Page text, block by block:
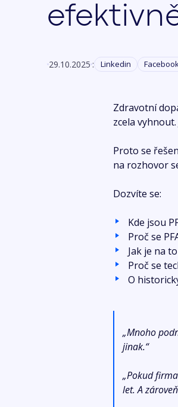
29.10.2025 : Linkedin
Zdravotní
zcela
Proto se
na rozhovor
Dozvíte se:
Kde jsou
Proč se
Jak je na
Proč se
O
„Mnoho
jinak.“
„Pokud
let. A